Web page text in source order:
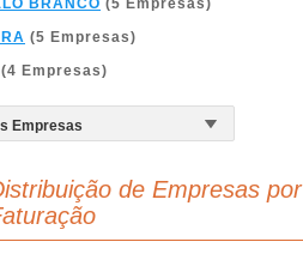
BRANCO (5 Empresas)
(5 Empresas)
Empresas)
de Empresas por